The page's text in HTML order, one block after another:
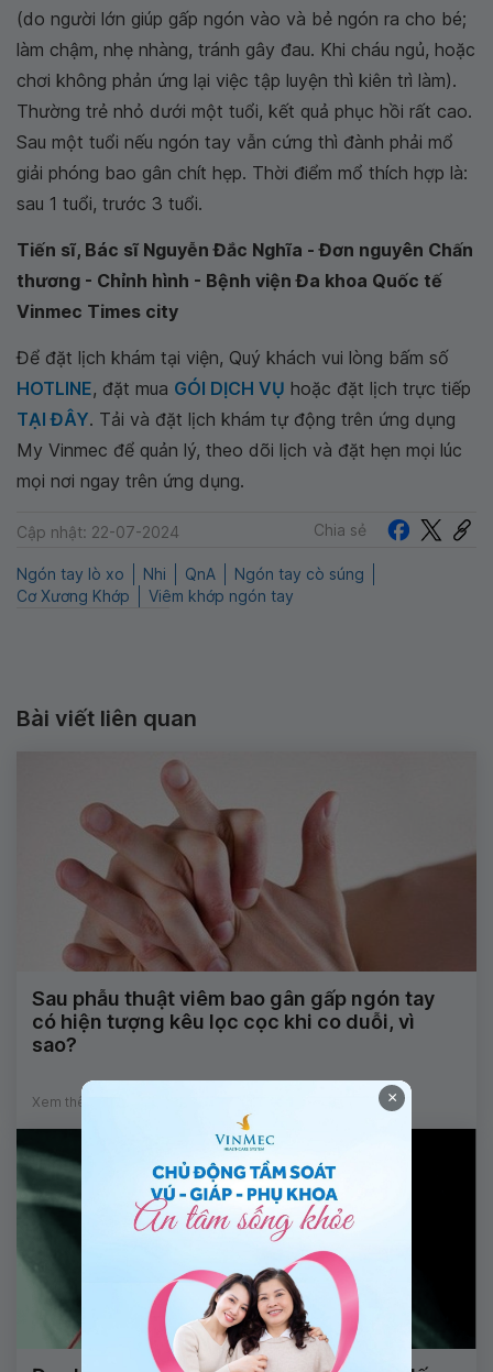
(do người lớn giúp gấp ngón vào và bẻ ngón ra cho bé;
làm chậm, nhẹ nhàng, tránh gây đau. Khi cháu ngủ, hoặc
chơi không phản ứng lại việc tập luyện thì kiên trì làm).
Thường trẻ nhỏ dưới một tuổi, kết quả phục hồi rất cao.
Sau một tuổi nếu ngón tay vẫn cứng thì đành phải mổ
giải phóng bao gân chít hẹp. Thời điểm mổ thích hợp là:
sau 1 tuổi, trước 3 tuổi.
Tiến sĩ, Bác sĩ Nguyễn Đắc Nghĩa - Đơn nguyên Chấn
thương - Chỉnh hình - Bệnh viện Đa khoa Quốc tế
Vinmec Times city
Để đặt lịch khám tại viện, Quý khách vui lòng bấm số
HOTLINE, đặt mua GÓI DỊCH VỤ hoặc đặt lịch trực tiếp
TẠI ĐÂY. Tải và đặt lịch khám tự động trên ứng dụng
My Vinmec để quản lý, theo dõi lịch và đặt hẹn mọi lúc
mọi nơi ngay trên ứng dụng.
Cập nhật: 22-07-2024 Chia sẻ
Ngón tay lò xo Nhi QnA
Ngón tay cò súng
Cơ Xương Khớp
Viêm khớp ngón tay
Bài viết liên quan
Sau phẫu thuật viêm bao gân gấp ngón tay
có hiện tượng kêu lọc cọc khi co duỗi, vì
sao?
Xem thêm ×